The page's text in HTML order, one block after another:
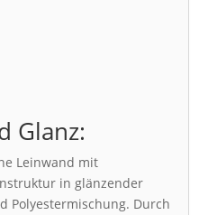
Glanz:
Leinwand mit
in glänzender
Polyestermischung. Durch